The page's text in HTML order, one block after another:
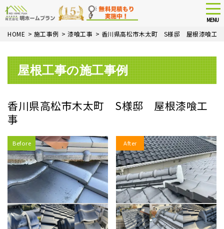
Skip
content
MENU
HOME > 施工事例 > 漆喰工事 > 香川県高松市木太町 S様邸 屋根漆喰工事
屋根工事の施工事例
香川県高松市木太町 S様邸 屋根漆喰工
事
Before After